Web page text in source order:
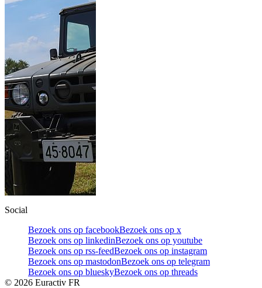
Social
Bezoek ons op facebookBezoek ons op x
Bezoek ons op linkedinBezoek ons op youtube
Bezoek ons op rss-feedBezoek ons op instagram
Bezoek ons op mastodonBezoek ons op telegram
Bezoek ons op blueskyBezoek ons op threads
© 2026 Euractiv FR